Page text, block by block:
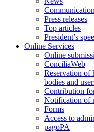
Press releases
Top articles
President’s
Online Services
Online
ConciliaWeb
Reservation of
bodies and
Contribution
Notification of
Forms
Access to
pagoPA